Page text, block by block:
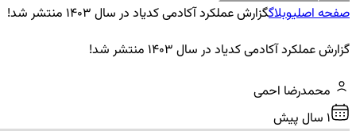
صفحه اصلیوبلاگگزارش عملکرد آکادمی کدیاد در سال ۱۴۰۳ منتشر شد!
گزارش عملکرد آکادمی کدیاد در سال ۱۴۰۳ منتشر شد!
محمدرضا احمی
1 سال پیش